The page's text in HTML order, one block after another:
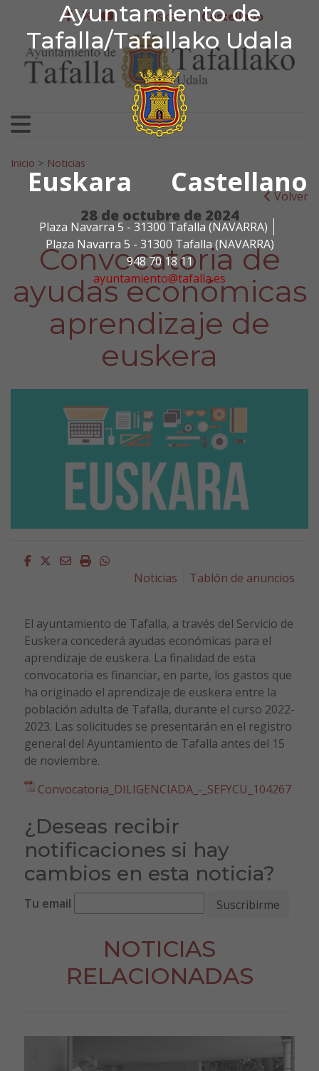
Ayuntamiento de
Tafalla/Tafallako Udala
Euskara Castellano
Plaza Navarra 5 - 31300 Tafalla (NAVARRA)
Plaza Navarra 5 - 31300 Tafalla (NAVARRA)
948 70 18 11
ayuntamiento@tafalla.es
Ir al contenido
Ayuntamiento de
facebook
twitter
youtube
Euskera Castellano
Search for:
Inicio > Noticias
Volver
28 de octubre de 2024
Convocatoria de
ayudas económicas
aprendizaje de
euskera
Facebook
Twitter
EmailImprimirWhatsapp
Noticias
Tablón de anuncios
El ayuntamiento de Tafalla, a través del Servicio de
Euskera concederá ayudas económicas para el
aprendizaje de euskera. La finalidad de esta
convocatoria es financiar, en parte, los gastos que
ha originado el aprendizaje de euskera entre la
población adulta de Tafalla, durante el curso 2022-
2023. Las solicitudes se presentarán en el registro
general del Ayuntamiento de Tafalla antes del 15
de noviembre.
Convocatoria_DILIGENCIADA_-_SEFYCU_104267
¿Deseas recibir
notificaciones si hay
cambios en esta noticia?
Tu email
NOTICIAS
RELACIONADAS